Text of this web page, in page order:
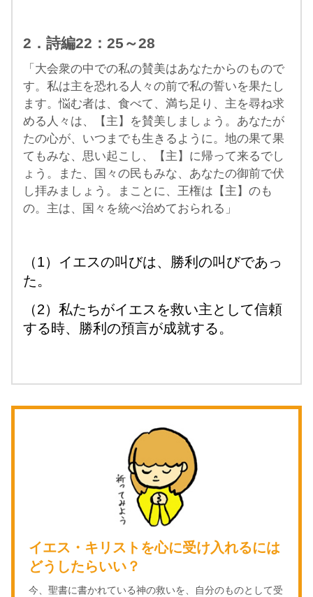
2．詩編22：25～28
「大会衆の中での私の賛美はあなたからのもので
す。私は主を恐れる人々の前で私の誓いを果たし
ます。悩む者は、食べて、満ち足り、主を尋ね求
める人々は、【主】を賛美しましょう。あなたが
たの心が、いつまでも生きるように。地の果て果
てもみな、思い起こし、【主】に帰って来るでし
ょう。また、国々の民もみな、あなたの御前で伏
し拝みましょう。まことに、王権は【主】のも
の。主は、国々を統べ治めておられる」
（1）イエスの叫びは、勝利の叫びであっ
た。
（2）私たちがイエスを救い主として信頼
する時、勝利の預言が成就する。
イエス・キリストを心に受け入れるには
どうしたらいい？
今、聖書に書かれている神の救いを、自分のものとして受